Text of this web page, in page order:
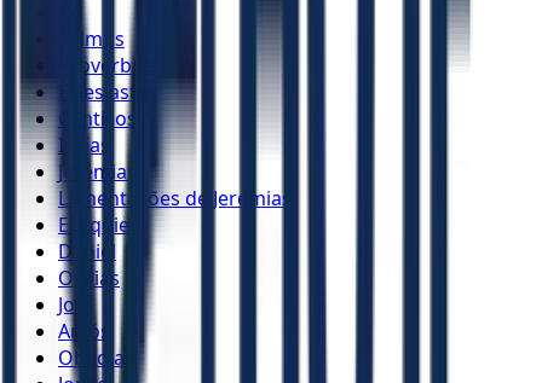
Salmos
Provérbios
Eclesiastes
Cânticos
Isaías
Jeremias
Lamentações de Jeremias
Ezequiel
Daniel
Oséias
Joel
Amós
Obadias